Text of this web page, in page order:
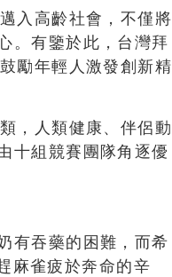
入高齡社會，不僅將
。有鑒於此，台灣拜
勵年輕人激發創新精
，人類健康、伴侶動
十組競賽團隊角逐優
有吞藥的困難，而希
麻雀疲於奔命的辛